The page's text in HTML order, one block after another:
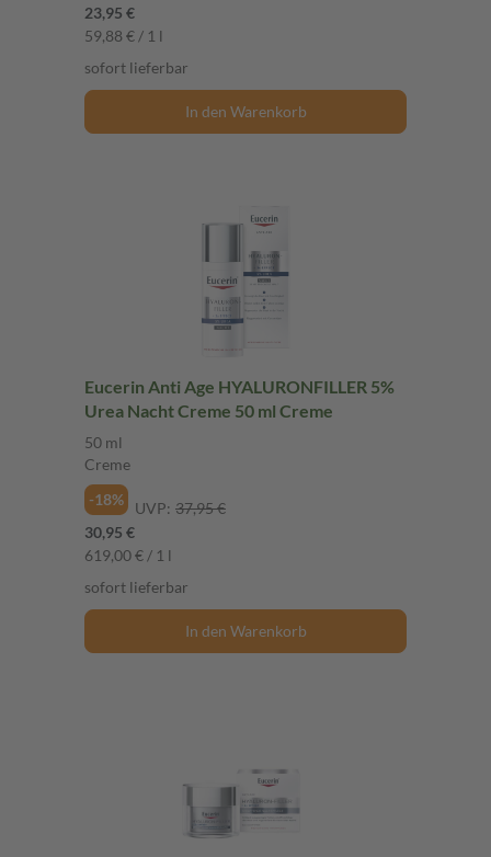
23,95 €
59,88 € / 1 l
sofort lieferbar
In den Warenkorb
Eucerin Anti Age HYALURONFILLER 5%
Urea Nacht Creme 50 ml Creme
50 ml
Creme
-18%
UVP: 37,95 €
30,95 €
619,00 € / 1 l
sofort lieferbar
In den Warenkorb